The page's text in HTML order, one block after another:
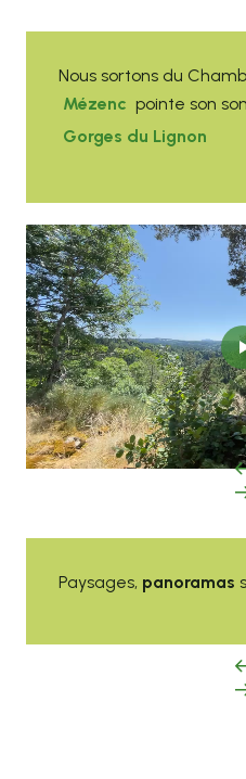
Nous sortons du
Mézenc pointe son
Gorges du Lignon
Paysages, panoramas